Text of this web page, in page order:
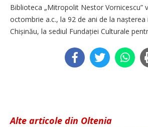
Biblioteca „Mitropolit Nestor Vornicescu”
octombrie a.c., la 92 de ani de la
Chișinău, la sediul Fundației Culturale
Alte articole din Oltenia